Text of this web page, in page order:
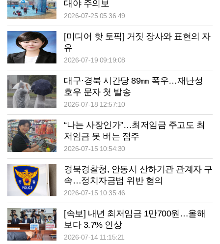
대야 주의보
2026-07-25 05:36:49
[미디어 핫 토픽] 거짓 장사와 표현의 자
유
2026-07-19 09:19:08
대구·경북 시간당 89㎜ 폭우…재난성
호우 문자 첫 발송
2026-07-18 12:57:10
“나는 사장인가”…최저임금 주고도 최
저임금 못 버는 점주
2026-07-15 10:54:30
경북경찰청, 안동시 산하기관 관계자 구
속…정치자금법 위반 혐의
2026-07-15 10:35:46
[속보] 내년 최저임금 1만700원…올해
보다 3.7% 인상
2026-07-14 11:15:21